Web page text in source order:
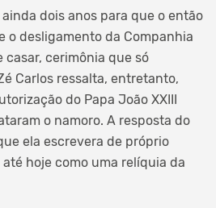
dois anos para que o então
o desligamento da Companhia
casar, cerimônia que só
Carlos ressalta, entretanto,
do Papa João XXIII
o namoro. A resposta do
ela escrevera de próprio
hoje como uma relíquia da